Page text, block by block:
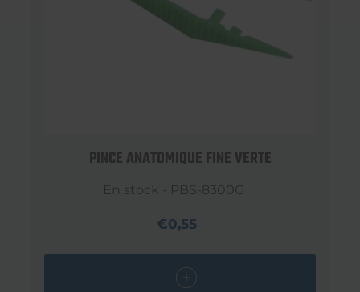
PINCE ANATOMIQUE FINE VERTE
En stock - PBS-8300G
€0,55